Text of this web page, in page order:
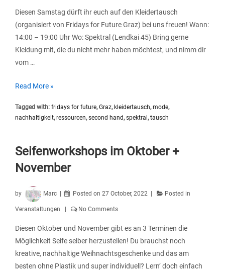
Diesen Samstag dürft ihr euch auf den Kleidertausch
(organisiert von Fridays for Future Graz) bei uns freuen! Wann:
14:00 – 19:00 Uhr Wo: Spektral (Lendkai 45) Bring gerne
Kleidung mit, die du nicht mehr haben möchtest, und nimm dir
vom …
Fridays
Future
Kleidertausch
12.11.2022
Read More »
Tagged with: fridays for future,Graz, kleidertausch,mode,
nachhaltigkeit,ressourcen,second hand,spektral ,tausch
Seifenworkshops im Oktober +
November
by Marc Posted on 27 October, 2022 Posted in
Veranstaltungen No Comments
Diesen Oktober und November gibt es an 3 Terminen die
Möglichkeit Seife selber herzustellen! Du brauchst noch
kreative, nachhaltige Weihnachtsgeschenke und das am
besten ohne Plastik und super individuell? Lern’ doch einfach